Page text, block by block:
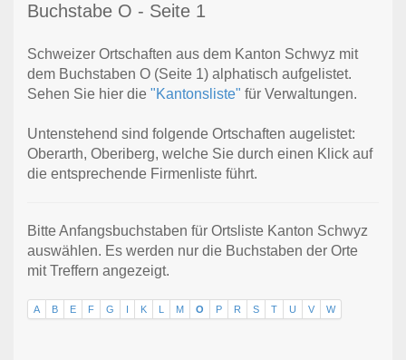
Buchstabe O - Seite 1
Schweizer Ortschaften aus dem Kanton Schwyz mit
dem Buchstaben O (Seite 1) alphatisch aufgelistet.
Sehen Sie hier die "Kantonsliste" für Verwaltungen.
Untenstehend sind folgende Ortschaften augelistet:
Oberarth, Oberiberg, welche Sie durch einen Klick auf
die entsprechende Firmenliste führt.
Bitte Anfangsbuchstaben für Ortsliste Kanton Schwyz
auswählen. Es werden nur die Buchstaben der Orte
mit Treffern angezeigt.
A B E F G K M O P R S T U V W